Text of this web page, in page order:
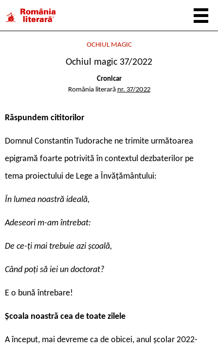
OCHIUL MAGIC
Ochiul magic 37/2022
Cronicar
România literară nr. 37/2022
Răspundem cititorilor
Domnul Constantin Tudorache ne trimite următoarea
epigramă foarte potrivită în contextul dezbaterilor pe
tema proiectului de Lege a Învățământului:
În lumea noastră ideală,
Adeseori m-am întrebat:
De ce-ți mai trebuie azi școală,
Când poți să iei un doctorat?
E o bună întrebare!
Școala noastră cea de toate zilele
A început, mai devreme ca de obicei, anul școlar 2022-